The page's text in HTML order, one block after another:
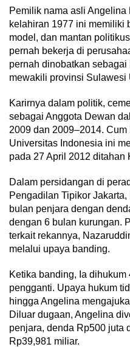
Pemilik nama asli
kelahiran 1977 ini memiliki
model, dan mantan
pernah bekerja di
pernah dinobatkan
mewakili provinsi Sulawesi
Karirnya dalam politik,
sebagai Anggota Dewan
2009 dan 2009–2014.
Universitas Indonesia ini
pada 27 April 2012 ditahan
Dalam persidangan di
Pengadilan Tipikor
bulan penjara dengan
dengan 6 bulan kurungan.
terkait rekannya,
melalui upaya banding.
Ketika banding, Ia
pengganti. Upaya hukum
hingga Angelina
Diluar dugaan, Angelina
penjara, denda Rp500 juta
Rp39,981 miliar.